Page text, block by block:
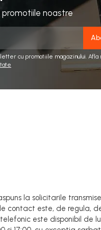
noastre
cu promotiile magazinului. Afla
la solicitarile
contact este, de regula,
este disponibil de